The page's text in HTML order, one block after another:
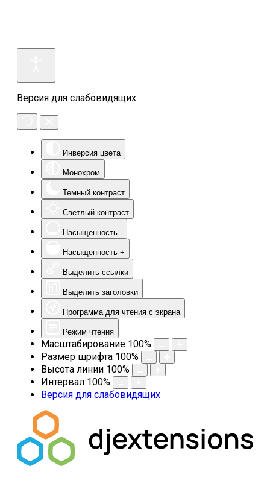
Версия для слабовидящих
Инверсия цвета
Монохром
Темный контраст
Светлый контраст
Насыщенность -
Насыщенность +
Выделить ссылки
Выделить заголовки
Программа для чтения с экрана
Режим чтения
Масштабирование 100%
Размер шрифта 100%
Высота линии 100%
Интервал 100%
Версия для слабовидящих